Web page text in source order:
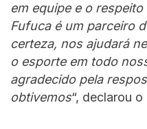
em equipe e o
Fufuca é um parceiro
certeza, nos ajudará
o esporte em todo
agradecido pela
obtivemos“, declarou